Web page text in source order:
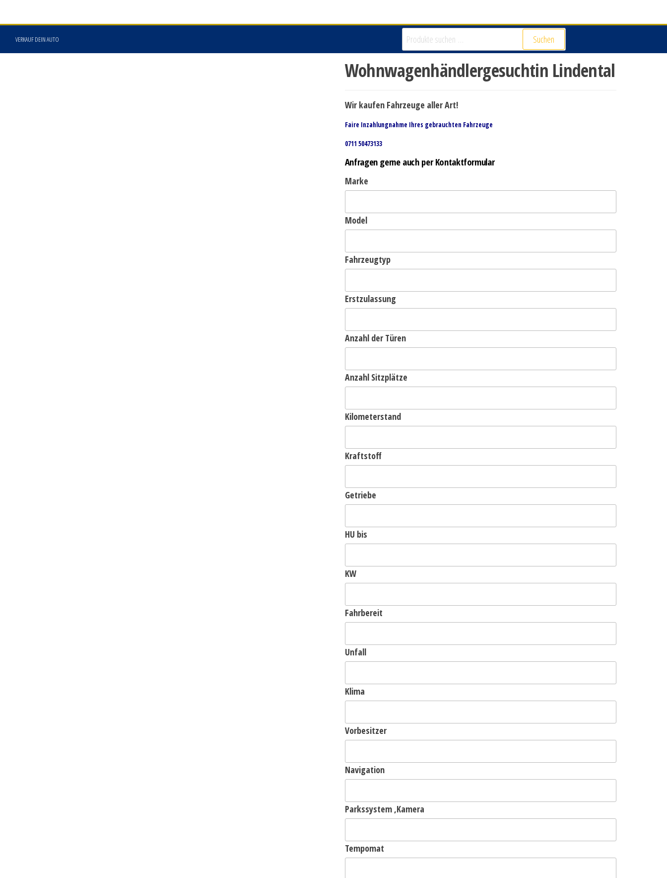
VERKAUF DEIN AUTO Suchen
Wohnwagenhändlergesuchtin Lindental
Wir kaufen Fahrzeuge aller Art!
Faire Inzahlungnahme Ihres gebrauchten Fahrzeuge
0711 50473133
Anfragen gerne auch per Kontaktformular
Marke
Model
Fahrzeugtyp
Erstzulassung
Anzahl der Türen
Anzahl Sitzplätze
Kilometerstand
Kraftstoff
Getriebe
HU bis
KW
Fahrbereit
Unfall
Klima
Vorbesitzer
Navigation
Parkssystem ,Kamera
Tempomat